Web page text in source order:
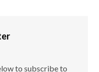
to subscribe to